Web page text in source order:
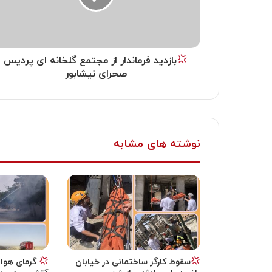
بازدید فرماندار از مجتمع گلخانه ای پردیس
صحرای نیشابور
نوشته های مشابه
سقوط کارگر ساختمانی در خیابان
گرمای